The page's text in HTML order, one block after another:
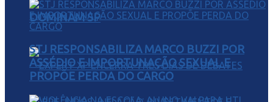
DOMINAM SP
STJ RESPONSABILIZA MARCO BUZZI POR
ASSÉDIO E IMPORTUNAÇÃO SEXUAL E
PROPÕE PERDA DO CARGO